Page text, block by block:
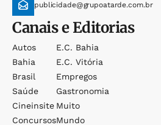
publicidade@grupoatarde.com.br
Canais e Editorias
Autos
Bahia
Brasil
Saúde
Cineinsite
Concursos
E.c. Bahia
E.c. Vitória
Empregos
Gastronomia
Muito
Mundo